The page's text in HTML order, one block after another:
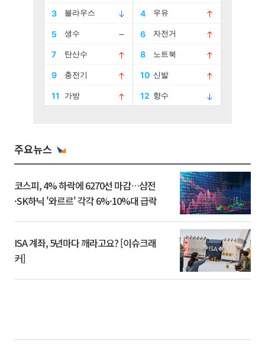
주요뉴스
코스피, 4% 하락에 6270선 마감…삼전
·SK하닉 '와르르' 각각 6%·10%대 급락
ISA 계좌, 5년마다 깨라고요? [이슈크래
커]